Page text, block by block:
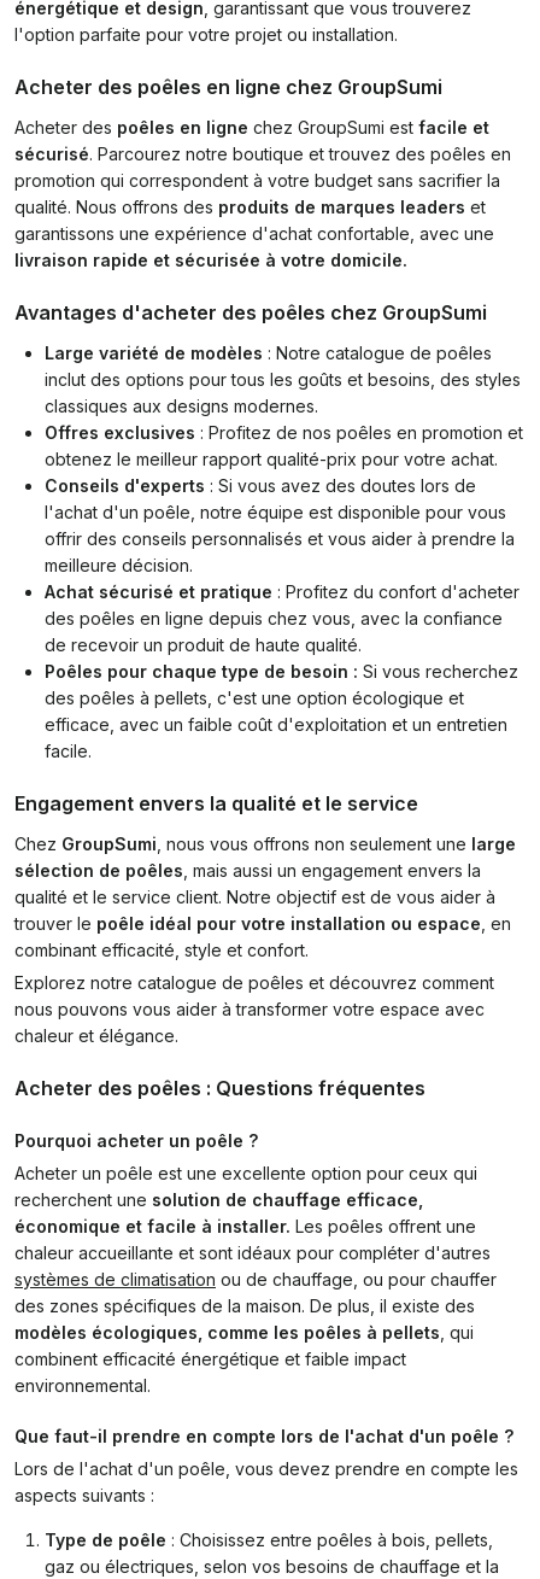
énergétique et design , garantissant que vous trouverez
l'option parfaite pour votre projet ou installation.
Acheter des poêles en ligne chez GroupSumi
Acheter des poêles en ligne chez GroupSumi est facile et
sécurisé. Parcourez notre boutique et trouvez des poêles en
promotion qui correspondent à votre budget sans sacrifier la
qualité. Nous offrons des produits de marques leaders et
garantissons une expérience d'achat confortable, avec une
livraison rapide et sécurisée à votre domicile.
Avantages d'acheter des poêles chez GroupSumi
Large variété de modèles : Notre catalogue de poêles
inclut des options pour tous les goûts et besoins, des styles
classiques aux designs modernes.
Offres exclusives : Profitez de nos poêles en promotion et
obtenez le meilleur rapport qualité-prix pour votre achat.
Conseils d'experts : Si vous avez des doutes lors de
l'achat d'un poêle, notre équipe est disponible pour vous
offrir des conseils personnalisés et vous aider à prendre la
meilleure décision.
Achat sécurisé et pratique : Profitez du confort d'acheter
des poêles en ligne depuis chez vous, avec la confiance
de recevoir un produit de haute qualité.
Poêles pour chaque type de besoin : Si vous recherchez
des poêles à pellets, c'est une option écologique et
efficace, avec un faible coût d'exploitation et un entretien
facile.
Engagement envers la qualité et le service
Chez GroupSumi , nous vous offrons non seulement une large
sélection de poêles , mais aussi un engagement envers la
qualité et le service client. Notre objectif est de vous aider à
trouver le poêle idéal pour votre installation ou espace , en
combinant efficacité, style et confort.
Explorez notre catalogue de poêles et découvrez comment
nous pouvons vous aider à transformer votre espace avec
chaleur et élégance.
Acheter des poêles : Questions fréquentes
Pourquoi acheter un poêle ?
Acheter un poêle est une excellente option pour ceux qui
recherchent une solution de chauffage efficace,
économique et facile à installer. Les poêles offrent une
chaleur accueillante et sont idéaux pour compléter d'autres
systèmes de climatisation ou de chauffage, ou pour chauffer
des zones spécifiques de la maison. De plus, il existe des
modèles écologiques, comme les poêles à pellets , qui
combinent efficacité énergétique et faible impact
environnemental.
Que faut-il prendre en compte lors de l'achat d'un poêle ?
Lors de l'achat d'un poêle, vous devez prendre en compte les
aspects suivants :
Type de poêle : Choisissez entre poêles à bois, pellets,
gaz ou électriques, selon vos besoins de chauffage et la